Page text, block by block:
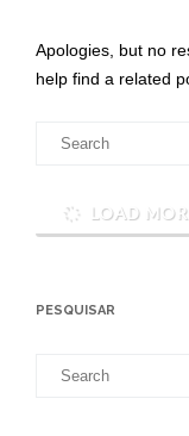
Apologies, but no
help find a related
Search
LOAD
PESQUISAR